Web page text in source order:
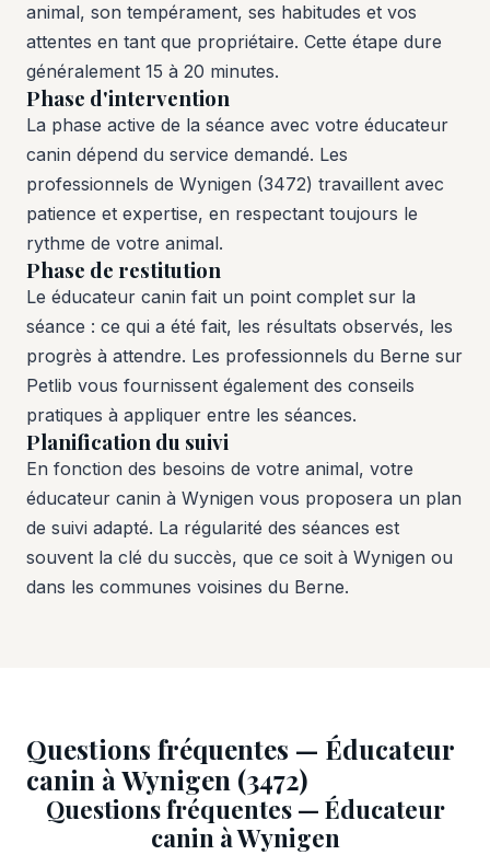
animal, son tempérament, ses habitudes et vos
attentes en tant que propriétaire. Cette étape dure
généralement 15 à 20 minutes.
Phase d'intervention
La phase active de la séance avec votre éducateur
canin dépend du service demandé. Les
professionnels de Wynigen (3472) travaillent avec
patience et expertise, en respectant toujours le
rythme de votre animal.
Phase de restitution
Le éducateur canin fait un point complet sur la
séance : ce qui a été fait, les résultats observés, les
progrès à attendre. Les professionnels du Berne sur
Petlib vous fournissent également des conseils
pratiques à appliquer entre les séances.
Planification du suivi
En fonction des besoins de votre animal, votre
éducateur canin à Wynigen vous proposera un plan
de suivi adapté. La régularité des séances est
souvent la clé du succès, que ce soit à Wynigen ou
dans les communes voisines du Berne.
Questions fréquentes — Éducateur
canin à Wynigen (3472)
Questions fréquentes — Éducateur
canin à Wynigen